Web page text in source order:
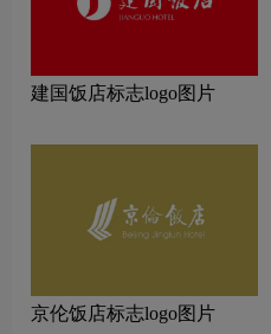
建国饭店标志logo图片
京伦饭店标志logo图片